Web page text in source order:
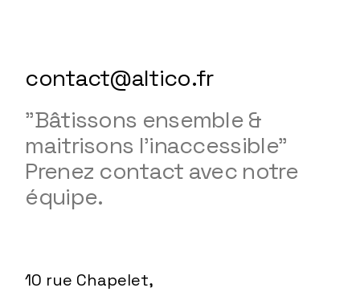
contact@altico.fr
"Bâtissons ensemble &
maitrisons l'inaccessible"
Prenez contact avec notre
équipe.
10 rue Chapelet,